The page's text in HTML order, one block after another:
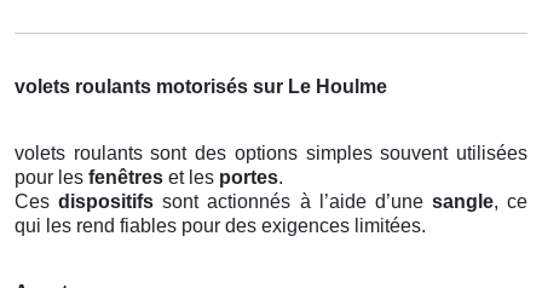
volets roulants motorisés sur Le Houlme
volets roulants sont des options simples souvent utilisées
pour les fenêtres et les portes.
Cesdispositifs sont actionnés à l’aide d’une sangle, ce
qui les rend fiables pour des exigences limitées.